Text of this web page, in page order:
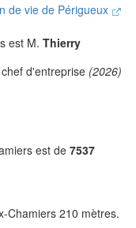
de vie de Périgueux
est M. Thierry
d'entreprise (2026)
est de 7537
Chamiers 210 mètres.